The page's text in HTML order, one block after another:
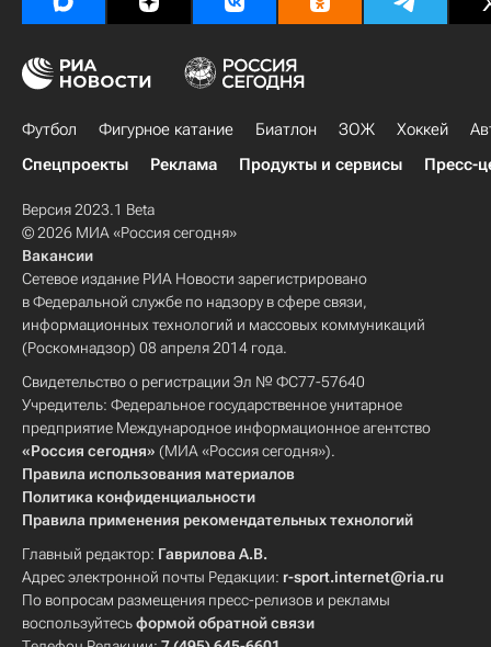
Футбол Фигурное катание Биатлон ЗОЖ Хоккей
Спецпроекты
Реклама Продукты и сервисы Пресс-
Версия 2023.1 Beta
© 2026 МИА «Россия сегодня»
Вакансии
Сетевое издание РИА Новости зарегистрировано
в Федеральной службе по надзору в сфере связи,
информационных технологий и массовых коммуникаций
(Роскомнадзор) 08 апреля 2014 года.
Свидетельство о регистрации Эл № ФС77-57640
Учредитель: Федеральное государственное унитарное
предприятие Международное информационное агентство
«Россия сегодня» (МИА «Россия сегодня»).
Правила использования материалов
Политика конфиденциальности
Правила применения рекомендательных технологий
Главный редактор: Гаврилова А.В.
Адрес электронной почты Редакции: r-sport.internet@ria.ru
По вопросам размещения пресс-релизов и рекламы
воспользуйтесьформой обратной связи